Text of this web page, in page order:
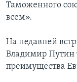
Таможенного
всем».
На недавней
Владимир Путин
преимущества